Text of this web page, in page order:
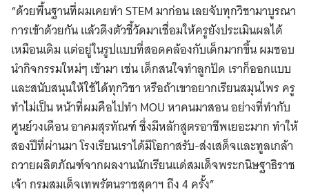
“ด้วยพื้นฐานที่ผมเคยทำ STEM มาก่อน เลยจับทุกวิชามาบูรณา
การเข้าด้วยกัน แล้วดึงตัวชี้วัดมาเชื่อมให้ครูยังประเมินผลได้
เหมือนเดิม แต่อยู่ในรูปแบบที่สอดคล้องกับเด็กมากขึ้น ผมชอบ
นำกิจกรรมใหม่ๆ เข้ามา เช่น เด็กสนใจทำลูกปัด เราก็ออกแบบ
และสนับสนุนให้ใช้ได้ทุกวิชา หรือถ้าเขาอยากเรียนสมุนไพร ครู
ทำไม่เป็น หน้าที่ผมคือไปทำ MOU หาคนมาสอน อย่างที่ทำกับ
ศูนย์วงเดือน อาคมสุรทัณฑ์ ซึ่งมีหลักสูตรอาชีพเยอะมาก ทำให้
สองปีที่ผ่านมา โรงเรียนเราได้มีโอกาสรับ-ส่งเสด็จและทูลเกล้า
ถวายผลิตภัณฑ์จากผลงานนักเรียนแด่สมเด็จพระกนิษฐาธิราช
เจ้า กรมสมเด็จเทพรัตนราชสุดาฯ ถึง 4 ครั้ง”